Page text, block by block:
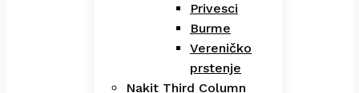
Privesci
Burme
Vereničko
prstenje
Nakit Third Column